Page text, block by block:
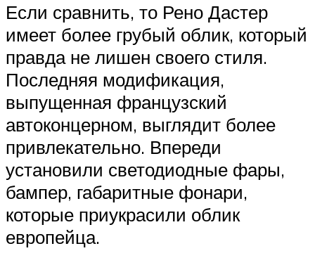
Если сравнить, то Рено Дастер
имеет более грубый облик, который
правда не лишен своего стиля.
Последняя модификация,
выпущенная французский
автоконцерном, выглядит более
привлекательно. Впереди
установили светодиодные фары,
бампер, габаритные фонари,
которые приукрасили облик
европейца.